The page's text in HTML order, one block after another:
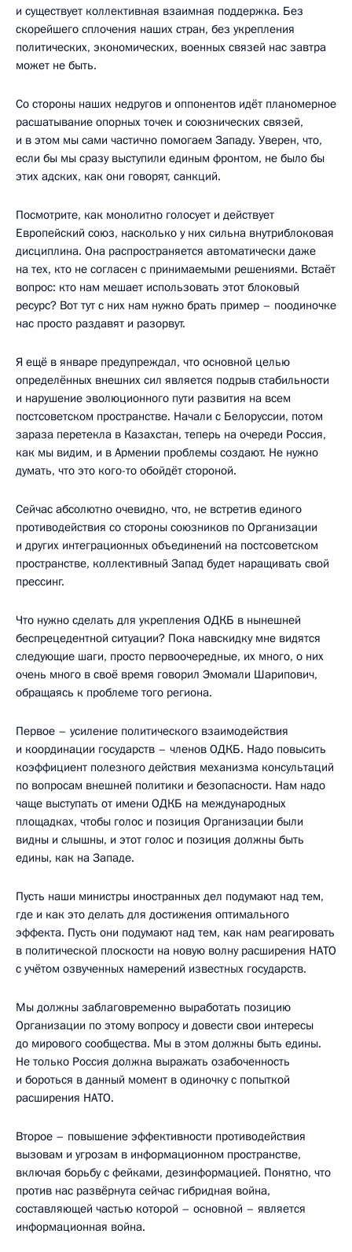
и существует коллективная взаимная поддержка. Без
скорейшего сплочения наших стран, без укрепления
политических, экономических, военных связей нас завтра
может не быть.
Со стороны наших недругов и оппонентов идёт планомерное
расшатывание опорных точек и союзнических связей,
и в этом мы сами частично помогаем Западу. Уверен, что,
если бы мы сразу выступили единым фронтом, не было бы
этих адских, как они говорят, санкций.
Посмотрите, как монолитно голосует и действует
Европейский союз, насколько у них сильна внутриблоковая
дисциплина. Она распространяется автоматически даже
на тех, кто не согласен с принимаемыми решениями. Встаёт
вопрос: кто нам мешает использовать этот блоковый
ресурс? Вот тут с них нам нужно брать пример – поодиночке
нас просто раздавят и разорвут.
Я ещё в январе предупреждал, что основной целью
определённых внешних сил является подрыв стабильности
и нарушение эволюционного пути развития на всем
постсоветском пространстве. Начали с Белоруссии, потом
зараза перетекла в Казахстан, теперь на очереди Россия,
как мы видим, и в Армении проблемы создают. Не нужно
думать, что это кого-то обойдёт стороной.
Сейчас абсолютно очевидно, что, не встретив единого
противодействия со стороны союзников по Организации
и других интеграционных объединений на постсоветском
пространстве, коллективный Запад будет наращивать свой
прессинг.
Что нужно сделать для укрепления ОДКБ в нынешней
беспрецедентной ситуации? Пока навскидку мне видятся
следующие шаги, просто первоочередные, их много, о них
очень много в своё время говорил Эмомали Шарипович,
обращаясь к проблеме того региона.
Первое – усиление политического взаимодействия
и координации государств – членов ОДКБ. Надо повысить
коэффициент полезного действия механизма консультаций
по вопросам внешней политики и безопасности. Нам надо
чаще выступать от имени ОДКБ на международных
площадках, чтобы голос и позиция Организации были
видны и слышны, и этот голос и позиция должны быть
едины, как на Западе.
Пусть наши министры иностранных дел подумают над тем,
где и как это делать для достижения оптимального
эффекта. Пусть они подумают над тем, как нам реагировать
в политической плоскости на новую волну расширения НАТО
с учётом озвученных намерений известных государств.
Мы должны заблаговременно выработать позицию
Организации по этому вопросу и довести свои интересы
до мирового сообщества. Мы в этом должны быть едины.
Не только Россия должна выражать озабоченность
и бороться в данный момент в одиночку с попыткой
расширения НАТО.
Второе – повышение эффективности противодействия
вызовам и угрозам в информационном пространстве,
включая борьбу с фейками, дезинформацией. Понятно, что
против нас развёрнута сейчас гибридная война,
составляющей частью которой – основной – является
информационная война.